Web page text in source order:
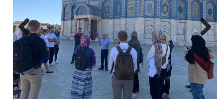
Previous
Next